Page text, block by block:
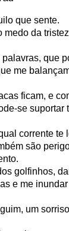
que sente.
medo da
que
me
ficam, e
se
corrente
são
golfinhos,
e me
um